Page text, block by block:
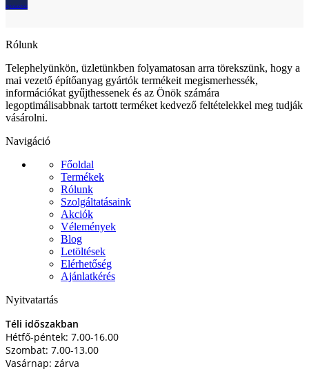
Ajánlatkérés
Rólunk
Telephelyünkön, üzletünkben folyamatosan arra törekszünk, hogy a
mai vezető építőanyag gyártók termékeit megismerhessék,
információkat gyűjthessenek és az Önök számára
legoptimálisabbnak tartott terméket kedvező feltételekkel meg tudják
vásárolni.
Navigáció
Főoldal
Termékek
Rólunk
Szolgáltatásaink
Akciók
Vélemények
Blog
Letöltések
Elérhetőség
Ajánlatkérés
Nyitvatartás
Téli időszakban
Hétfő-péntek: 7.00-16.00
Szombat: 7.00-13.00
Vasárnap: zárva